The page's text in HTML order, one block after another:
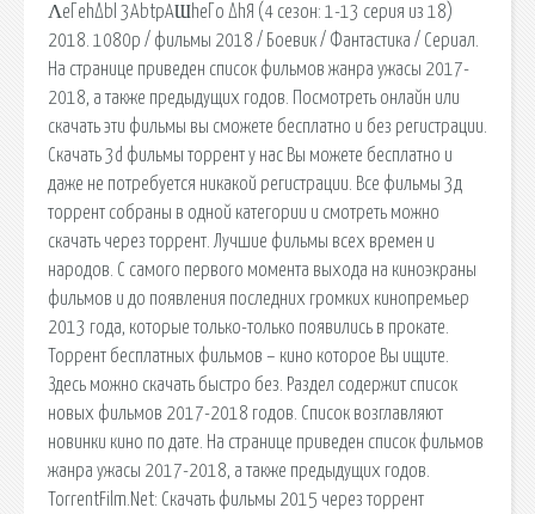
ΛeΓehΔbl 3АbtpАƜheΓo ΔhЯ (4 сезон: 1-13 серия из 18)
2018. 1080p / фильмы 2018 / Боевик / Фантастика / Сериал.
На странице приведен список фильмов жанра ужасы 2017-
2018, а также предыдущих годов. Посмотреть онлайн или
скачать эти фильмы вы сможете бесплатно и без регистрации.
Cкачать 3d фильмы торрент у нас Вы можете бесплатно и
даже не потребуется никакой регистрации. Все фильмы 3д
торрент собраны в одной категории и смотреть можно
скачать через торрент. Лучшие фильмы всех времен и
народов. С самого первого момента выхода на киноэкраны
фильмов и до появления последних громких кинопремьер
2013 года, которые только-только появились в прокате.
Торрент бесплатных фильмов – кино которое Вы ищите.
Здесь можно скачать быстро без. Раздел содержит список
новых фильмов 2017-2018 годов. Список возглавляют
новинки кино по дате. На странице приведен список фильмов
жанра ужасы 2017-2018, а также предыдущих годов.
TorrentFilm.Net: Cкачать фильмы 2015 через торрент